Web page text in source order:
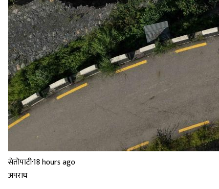
सेतोपाटी·18 hours ago
अपराध